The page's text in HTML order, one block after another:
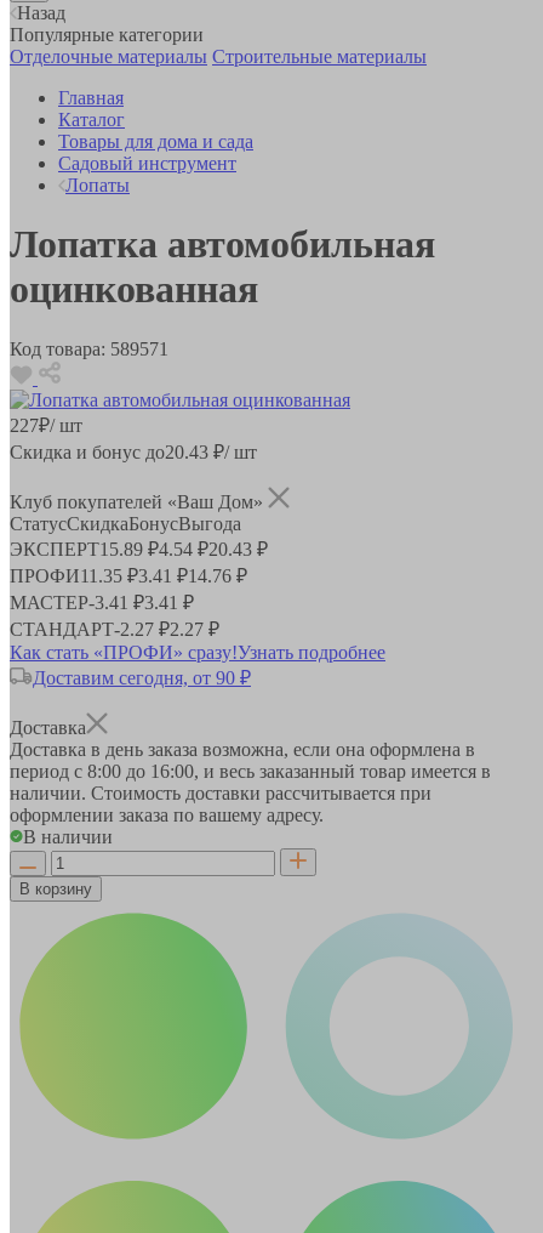
Назад
Популярные категории
Отделочные материалы Строительные материалы
Главная
Каталог
Товары для дома и сада
Садовый инструмент
Лопаты
Лопатка автомобильная
оцинкованная
Код товара: 589571
227₽/ шт
Скидка и бонус до20.43 ₽/ шт
Клуб покупателей «Ваш Дом»
СтатусСкидкаБонусВыгода
ЭКСПЕРТ15.89 ₽4.54 ₽20.43 ₽
ПРОФИ11.35 ₽3.41 ₽14.76 ₽
МАСТЕР-3.41 ₽3.41 ₽
СТАНДАРТ-2.27 ₽2.27 ₽
Как стать «ПРОФИ» сразу!Узнать подробнее
Доставим сегодня, от 90 ₽
Доставка
Доставка в день заказа возможна, если она оформлена в
период с 8:00 до 16:00, и весь заказанный товар имеется в
наличии. Стоимость доставки рассчитывается при
оформлении заказа по вашему адресу.
В наличии
В корзину